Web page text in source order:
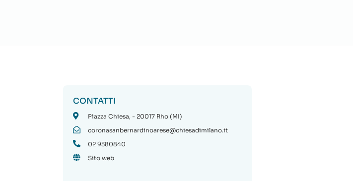
CONTATTI
Piazza Chiesa, - 20017 Rho (MI)
coronasanbernardinoarese@chiesadimilano.it
02 9380840
Sito web